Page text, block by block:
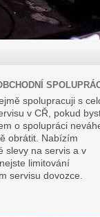
spolupracuji s
v CŘ, pokud
o spolupráci
obrátit. Nabízím
slevy na servis a v
limitování
servisu dovozce.